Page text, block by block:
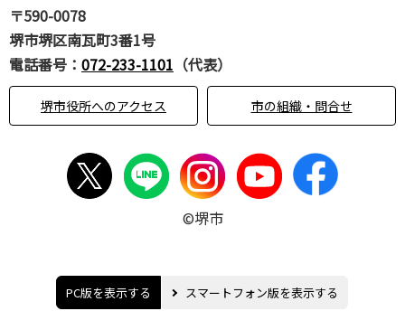
〒590-0078
堺市堺区南瓦町3番1号
電話番号： 072-233-1101 （代表）
堺市役所へのアクセス 市の組織・問合せ
©堺市
PC版を表示する スマートフォン版を表示する